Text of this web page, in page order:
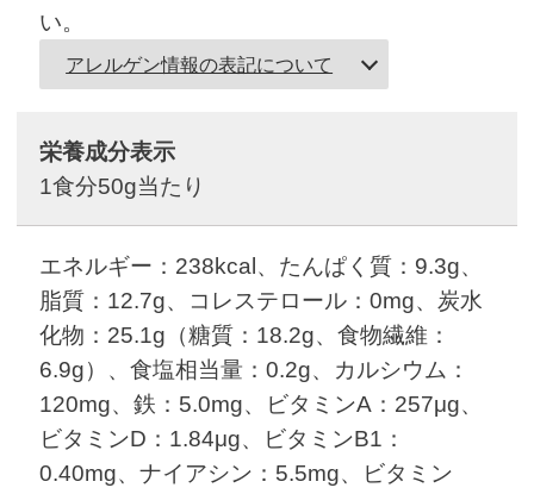
い。
アレルゲン情報の表記について
栄養成分表示
1食分50g当たり
エネルギー：238kcal、たんぱく質：9.3g、
脂質：12.7g、コレステロール：0mg、炭水
化物：25.1g（糖質：18.2g、食物繊維：
6.9g）、食塩相当量：0.2g、カルシウム：
120mg、鉄：5.0mg、ビタミンA：257μg、
ビタミンD：1.84μg、ビタミンB1：
0.40mg、ナイアシン：5.5mg、ビタミン